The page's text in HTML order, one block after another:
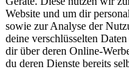
Website und um dir
sowie zur Analyse der
deine verschlüsselten
dir über deren Online-
du deren Dienste bereits